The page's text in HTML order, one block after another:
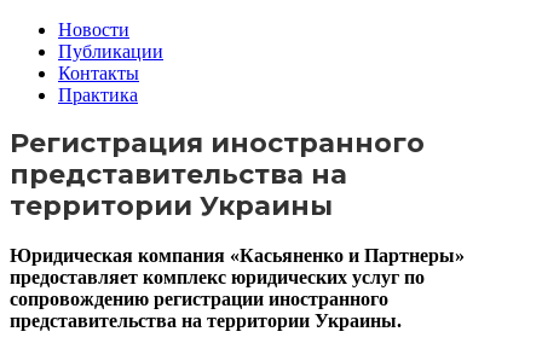
Новости
Публикации
Контакты
Практика
Регистрация иностранного
представительства на
территории Украины
Юридическая компания «Касьяненко и Партнеры»
предоставляет комплекс юридических услуг по
сопровождению регистрации иностранного
представительства на территории Украины.